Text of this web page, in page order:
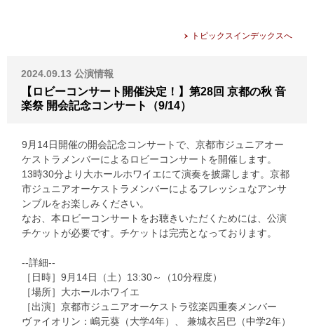
トピックスインデックスへ
2024.09.13 公演情報
【ロビーコンサート開催決定！】第28回 京都の秋 音
楽祭 開会記念コンサート（9/14）
9月14日開催の開会記念コンサートで、京都市ジュニアオー
ケストラメンバーによるロビーコンサートを開催します。
13時30分より大ホールホワイエにて演奏を披露します。京都
市ジュニアオーケストラメンバーによるフレッシュなアンサ
ンブルをお楽しみください。
なお、本ロビーコンサートをお聴きいただくためには、公演
チケットが必要です。チケットは完売となっております。
--詳細--
［日時］9月14日（土）13:30～（10分程度）
［場所］大ホールホワイエ
［出演］京都市ジュニアオーケストラ弦楽四重奏メンバー
ヴァイオリン：嶋元葵（大学4年）、 兼城衣呂巴（中学2年）